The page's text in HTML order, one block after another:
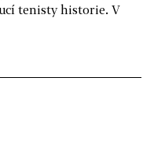
tenisty historie. V